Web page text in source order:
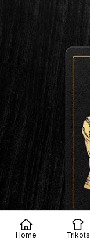
Home Trikots